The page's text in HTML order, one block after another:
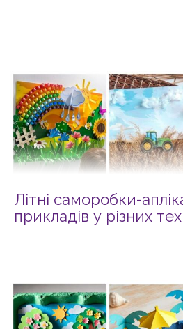
Літні саморобки-
прикладів у різних